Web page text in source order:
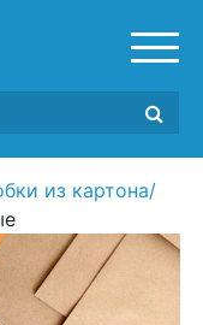
из картона/